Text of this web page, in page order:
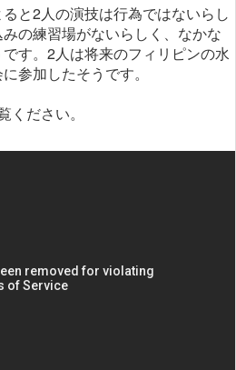
と2人の演技は行為ではないらし
の練習場がないらしく、なかな
す。2人は将来のフィリピンの水
参加したそうです。
ださい。